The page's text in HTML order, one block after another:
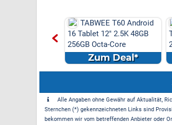
TABWEE T60 Android
16 Tablet 12" 2.5K 48GB
256GB Octa-Core
10000mAh...Zum Deal*
Alle Angaben ohne Gewähr auf Aktualität,
Sternchen (*) gekennzeichneten Links sind
bekommen wir vom betreffenden Anbieter oder